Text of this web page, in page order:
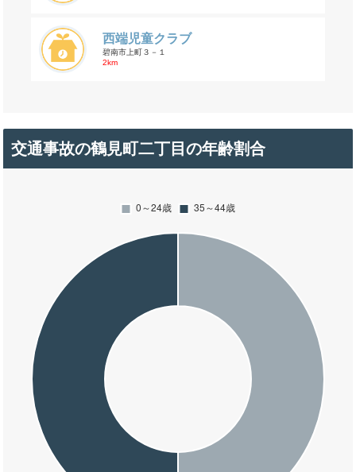
西端児童クラブ
碧南市上町３－１
2km
交通事故の鶴見町二丁目の年齢割合